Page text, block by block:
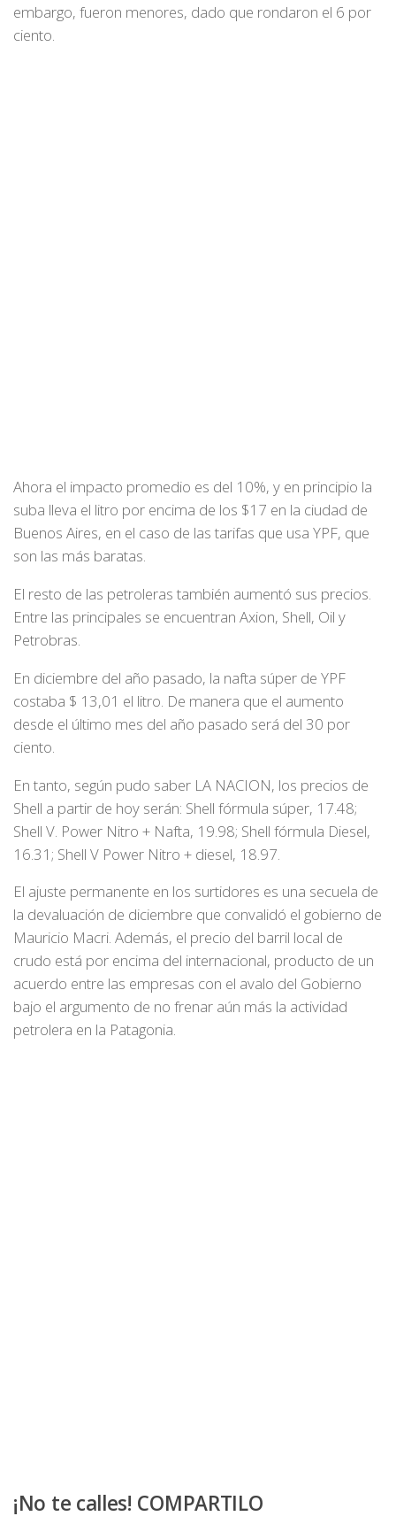
embargo, fueron menores, dado que rondaron el 6 por
ciento.
Ahora el impacto promedio es del 10%, y en principio la
suba lleva el litro por encima de los $17 en la ciudad de
Buenos Aires, en el caso de las tarifas que usa YPF, que
son las más baratas.
El resto de las petroleras también aumentó sus precios.
Entre las principales se encuentran Axion, Shell, Oil y
Petrobras.
En diciembre del año pasado, la nafta súper de YPF
costaba $ 13,01 el litro. De manera que el aumento
desde el último mes del año pasado será del 30 por
ciento.
En tanto, según pudo saber LA NACION, los precios de
Shell a partir de hoy serán: Shell fórmula súper, 17.48;
Shell V. Power Nitro + Nafta, 19.98; Shell fórmula Diesel,
16.31; Shell V Power Nitro + diesel, 18.97.
El ajuste permanente en los surtidores es una secuela de
la devaluación de diciembre que convalidó el gobierno de
Mauricio Macri. Además, el precio del barril local de
crudo está por encima del internacional, producto de un
acuerdo entre las empresas con el avalo del Gobierno
bajo el argumento de no frenar aún más la actividad
petrolera en la Patagonia.
¡No te calles! COMPARTILO